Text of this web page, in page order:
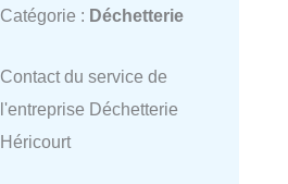
Catégorie : Déchetterie
Contact du service de
l'entreprise Déchetterie
Héricourt